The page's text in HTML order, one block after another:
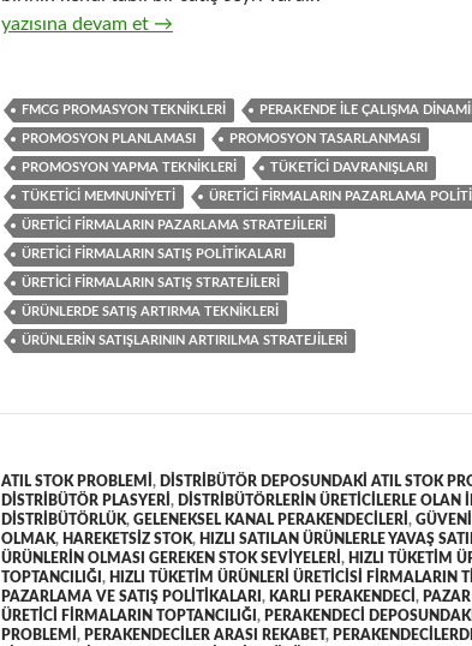
22-Üretici firmaların perakendecilere ve tüketicilere
yazısına devam et →
FMCG PROMASYON TEKNIKLERI PERAKENDE ILE ÇALIŞMA
PROMOSYON PLANLAMASI PROMOSYON TASARLANMASI
PROMOSYON YAPMA TEKNIKLERI TÜKETICI DAVRANIŞLARI
TÜKETICI MEMNUNIYETI ÜRETICI FIRMALARIN PAZARLAMA
ÜRETICI FIRMALARIN PAZARLAMA STRATEJILERI
ÜRETICI FIRMALARIN SATIŞ POLITIKALARI
ÜRETICI FIRMALARIN SATIŞ STRATEJILERI
ÜRÜNLERDE SATIŞ ARTIRMA TEKNIKLERI
ÜRÜNLERIN SATIŞLARININ ARTIRILMA STRATEJILERI
ATIL STOK PROBLEMI , DISTRIBÜTÖR DEPOSUNDAKI ATIL STOK
DISTRIBÜTÖR PLASYERI , DISTRIBÜTÖRLERIN ÜRETICILERLE OLAN
DISTRIBÜTÖRLÜK, GELENEKSEL KANAL PERAKENDECILERI ,
OLMAK, HAREKETSIZ STOK, HIZLI SATILAN ÜRÜNLERLE YAVAŞ
ÜRÜNLERIN OLMASI GEREKEN STOK SEVIYELERI , HIZLI TÜKETIM
TOPTANCILIĞI , HIZLI TÜKETIM ÜRÜNLERI ÜRETICISI FIRMALARIN
PAZARLAMA VE SATIŞ POLITIKALARI , KARLI PERAKENDECI ,
ÜRETICI FIRMALARIN TOPTANCILIĞI , PERAKENDECI
PROBLEMI , PERAKENDECILER ARASI REKABET,